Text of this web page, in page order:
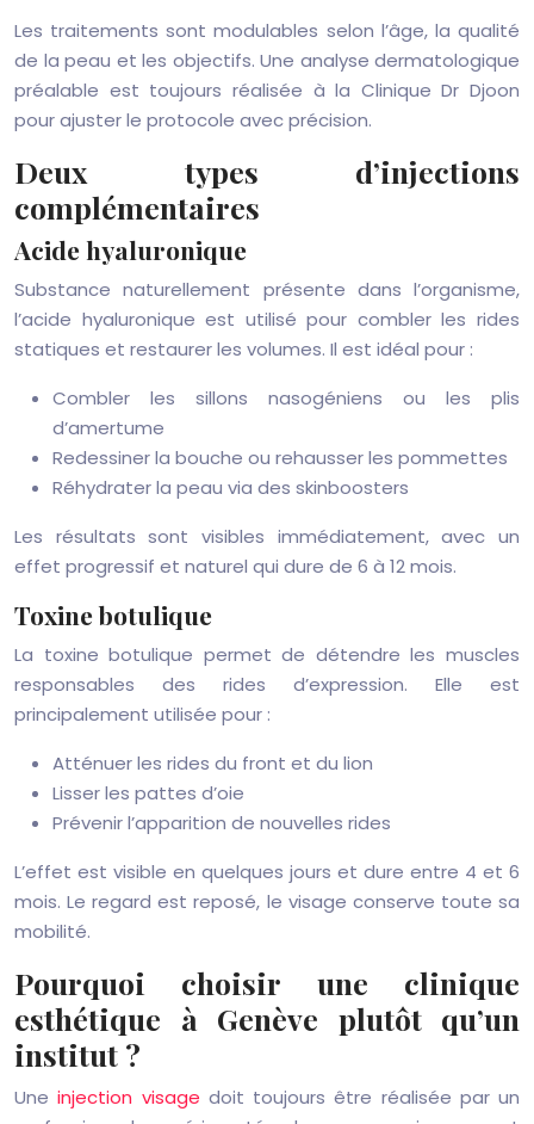
Les traitements sont modulables selon l’âge, la qualité
de la peau et les objectifs. Une analyse dermatologique
préalable est toujours réalisée à la Clinique Dr Djoon
pour ajuster le protocole avec précision.
Deux types d’injections
complémentaires
Acide hyaluronique
Substance naturellement présente dans l’organisme,
l’acide hyaluronique est utilisé pour combler les rides
statiques et restaurer les volumes. Il est idéal pour :
Combler les sillons nasogéniens ou les plis
d’amertume
Redessiner la bouche ou rehausser les pommettes
Réhydrater la peau via des skinboosters
Les résultats sont visibles immédiatement, avec un
effet progressif et naturel qui dure de 6 à 12 mois.
Toxine botulique
La toxine botulique permet de détendre les muscles
responsables des rides d’expression. Elle est
principalement utilisée pour :
Atténuer les rides du front et du lion
Lisser les pattes d’oie
Prévenir l’apparition de nouvelles rides
L’effet est visible en quelques jours et dure entre 4 et 6
mois. Le regard est reposé, le visage conserve toute sa
mobilité.
Pourquoi choisir une clinique
esthétique à Genève plutôt qu’un
institut ?
Uneinjection visage doit toujours être réalisée par un